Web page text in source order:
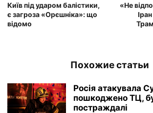
Київ під ударом балістики,
є загроза «Орєшніка»: що
відомо
«Не
Похожие статьи
Росія атакувала
пошкоджено ТЦ,
постраждалі